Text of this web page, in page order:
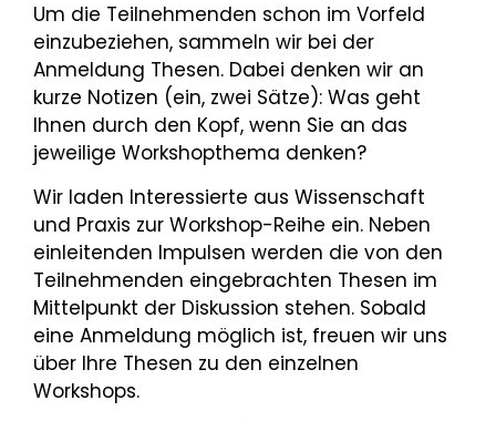
Um die Teilnehmenden schon im Vorfeld
einzubeziehen, sammeln wir bei der
Anmeldung Thesen. Dabei denken wir an
kurze Notizen (ein, zwei Sätze): Was geht
Ihnen durch den Kopf, wenn Sie an das
jeweilige Workshopthema denken?
Wir laden Interessierte aus Wissenschaft
und Praxis zur Workshop-Reihe ein. Neben
einleitenden Impulsen werden die von den
Teilnehmenden eingebrachten Thesen im
Mittelpunkt der Diskussion stehen. Sobald
eine Anmeldung möglich ist, freuen wir uns
über Ihre Thesen zu den einzelnen
Workshops.